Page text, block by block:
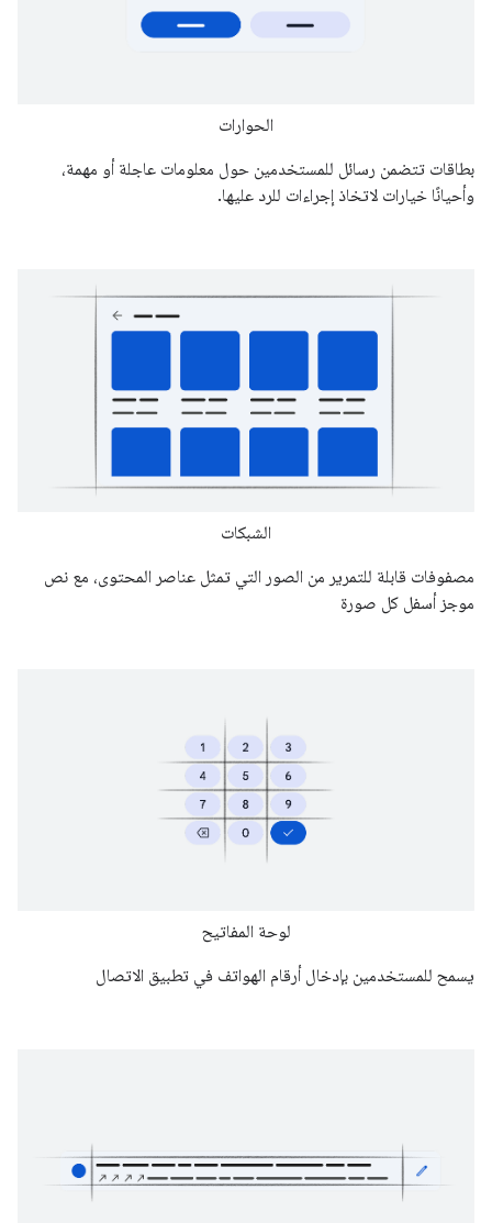
الحوارات
بطاقات تتضمن رسائل للمستخدمين حول معلومات عاجلة أو مهمة،
وأحيانًا خيارات لاتخاذ إجراءات للرد عليها.
الشبكات
مصفوفات قابلة للتمرير من الصور التي تمثل عناصر المحتوى، مع نص
موجز أسفل كل صورة
لوحة المفاتيح
يسمح للمستخدمين بإدخال أرقام الهواتف في تطبيق الاتصال